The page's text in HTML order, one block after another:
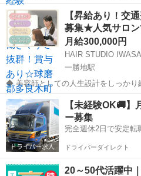
【主な仕事内容】 ・医師の指示に基
ートを行います。 雇用期間は2025年3
ごとに更新される可能性が...
熊本 球磨郡 看護師
【昇給あり！交
募集★人気サロ
月給300,000円
一勝地駅
◆ 美容師としての人生設計をしっかり
ませんか？ ◆ 美容師として定年の75歳まで安心して働ける環境を整
え、技術だけではなく、マネジメント
容師としての人生設計をしっ...
熊本 球磨郡 一勝地駅 美容
【未経験OK🚚】
ー募集
完全週休2日で安定転
ドライバーダイレクト
20～50代活躍中